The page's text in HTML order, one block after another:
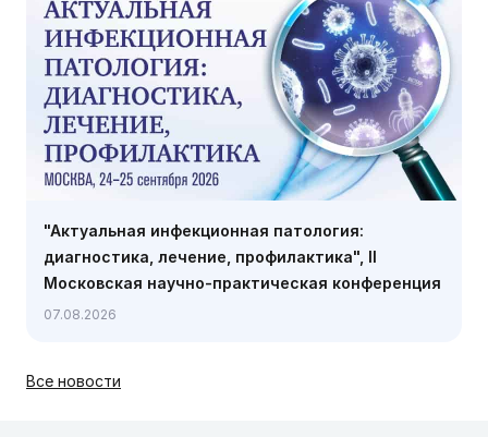
"Актуальная инфекционная патология:
диагностика, лечение, профилактика", II
Московская научно-практическая конференция
по инфекционным болезням с международным
07.08.2026
Все новости